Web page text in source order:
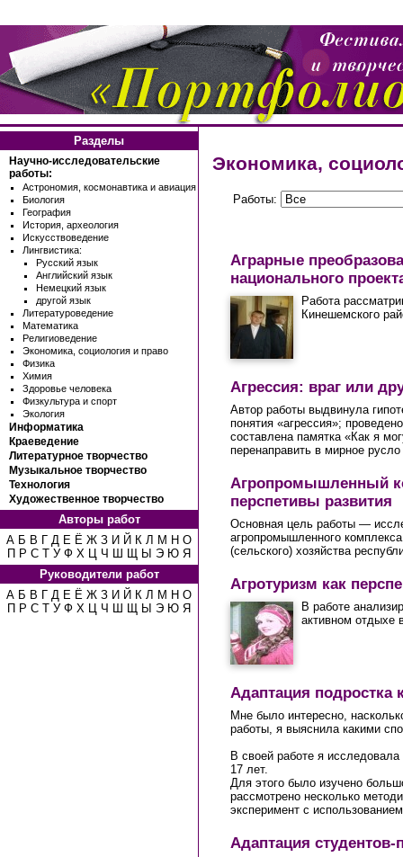
Разделы
Научно-исследовательские
работы:
Астрономия, космонавтика и авиация
Биология
География
История, археология
Искусствоведение
Лингвистика:
Русский язык
Английский язык
Немецкий язык
другой язык
Литературоведение
Математика
Религиоведение
Экономика, социология и право
Физика
Химия
Здоровье человека
Физкультура и спорт
Экология
Информатика
Краеведение
Литературное творчество
Музыкальное творчество
Технология
Художественное творчество
Авторы работ
А Б В Г Д Е Ё Ж З И Й К Л М Н О
П Р С Т У Ф Х Ц Ч Ш Щ Ы Э Ю Я
Руководители работ
А Б В Г Д Е Ё Ж З И Й К Л М Н О
П Р С Т У Ф Х Ц Ч Ш Щ Ы Э Ю Я
Экономика,
Работы:
Аграрные
национального
Работа
Кинешемского
Агрессия: враг или
Автор работы выдвинула
понятия «агрессия»;
составлена памятка «Как я
перенаправить в мирное
Агропромышленный
перспетивы развития
Основная цель работы —
агропромышленного
(сельского) хозяйства
Агротуризм как
В работе
активном отдыхе
Адаптация подростка
Мне было интересно,
работы, я выяснила какими
В своей работе я
17 лет.
Для этого было изучено
рассмотрено несколько
эксперимент с
Адаптация студентов-